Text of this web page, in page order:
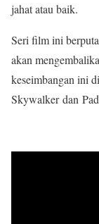
jahat atau baik.
Seri film ini
akan
keseimbangan ini
Skywalker dan